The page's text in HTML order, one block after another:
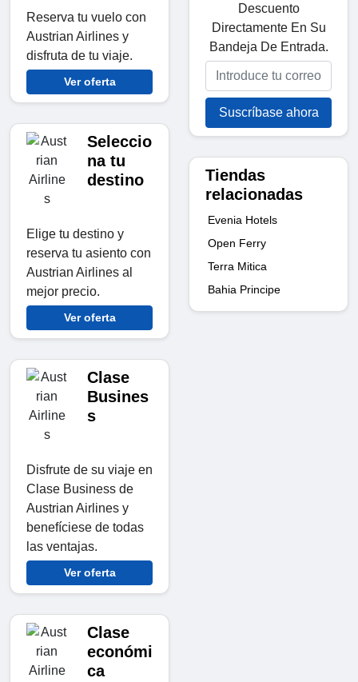
Reserva tu vuelo con
Austrian Airlines y
disfruta de tu viaje.
Ver oferta
Seleccio
na tu
destino
Elige tu destino y
reserva tu asiento con
Austrian Airlines al
mejor precio.
Ver oferta
Clase
Busines
s
Disfrute de su viaje en
Clase Business de
Austrian Airlines y
benefíciese de todas
las ventajas.
Ver oferta
Clase
económi
ca
Descuento
Directamente En Su
Bandeja De Entrada.
Suscríbase ahora
Tiendas
relacionadas
Evenia Hotels
Open Ferry
Terra Mitica
Bahia Principe